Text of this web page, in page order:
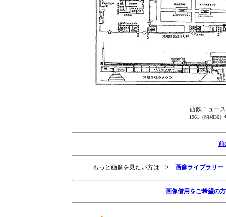
西鉄ニュー
1961（昭和36
前
もっと画像を見たい方は > 画像ライブラリー
画像借用をご希望の